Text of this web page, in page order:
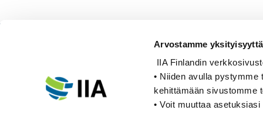
Arvostamme
IIA Finlandin
• Niiden avulla
kehittämään sivustomme
• Voit muuttaa
© 2026 Sisäiset tarkastajat